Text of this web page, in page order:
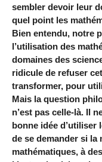
sembler devoir leur
quel point les
Bien entendu, notre
l’utilisation des
domaines des
ridicule de refuser
transformer, pour
Mais la question
n’est pas celle-là. Il
bonne idée d’utiliser
de se demander si la
mathématiques, à